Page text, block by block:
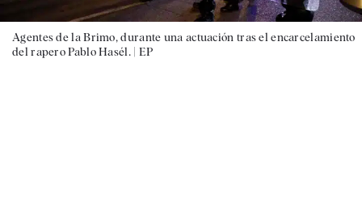
Agentes de la Brimo, durante una actuación tras el encarcelamiento
del rapero Pablo Hasél. | EP